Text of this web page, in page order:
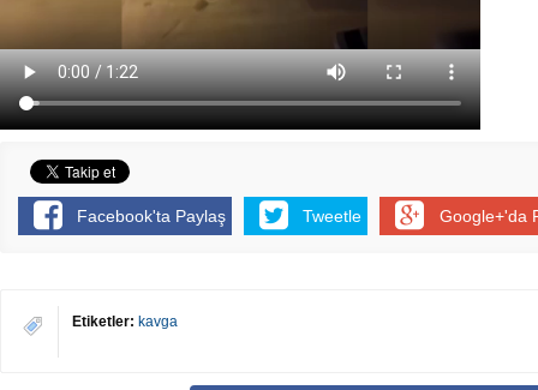
Facebook'ta Paylaş Tweetle Google+'da
Etiketler: kavga